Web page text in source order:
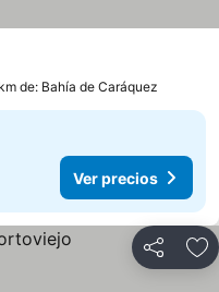
de: Bahía de Caráquez
Ver precios
Compartir